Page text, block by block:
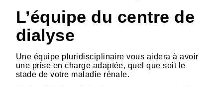
L’équipe du centre de
dialyse
Une équipe pluridisciplinaire vous aidera à avoir
une prise en charge adaptée, quel que soit le
stade de votre maladie rénale.